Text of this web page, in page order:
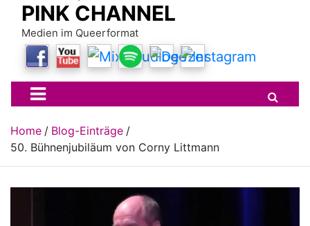
PINK CHANNEL
Medien im Queerformat
Home
Blog-Einträge
50. Bühnenjubiläum von Corny Littmann